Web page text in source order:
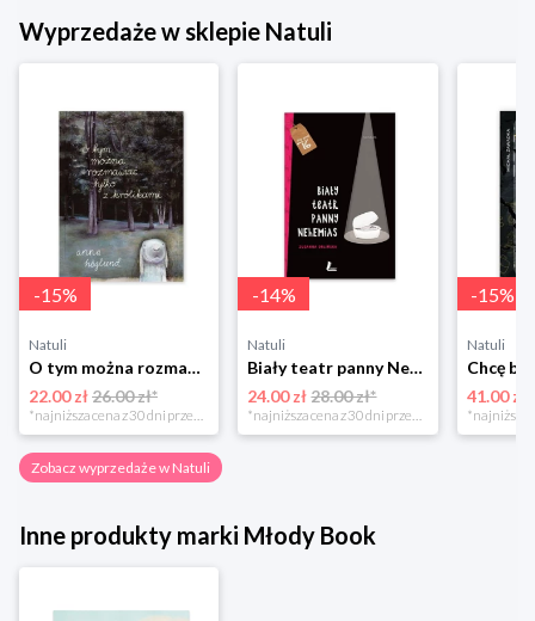
Wyprzedaże w sklepie Natuli
-15%
Natuli
O tym można rozmawiać tylko z królikami Zakamarki
22.00 zł26.00 zł*
*najniższa cena z 30 dni przed obniżką
-14%
Natuli
Biały teatr panny Nehemias
24.00 zł 28.00 zł*
*najniższa cena z 30 dni przed obniżką
-15%
Natuli
41.00 zł
Zobacz wyprzedaże w Natuli
Inne produkty marki Młody Book